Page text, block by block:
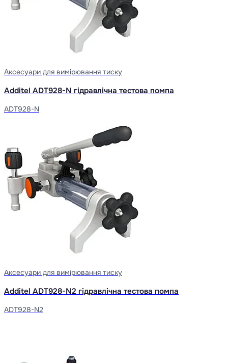
Аксесуари для вимірювання тиску
Additel ADT928-N гідравлічна тестова помпа
ADT928-N
Аксесуари для вимірювання тиску
Additel ADT928-N2 гідравлічна тестова помпа
ADT928-N2